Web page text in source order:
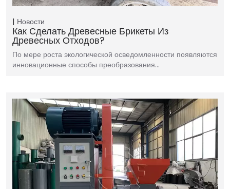
Новости
Как Сделать Древесные Брикеты Из
Древесных Отходов?
По мере роста экологической осведомленности появляются
инновационные способы преобразования…